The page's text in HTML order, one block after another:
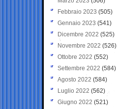
Febbraio 2023 (505)
Gennaio 2023 (541)
Dicembre 2022 (525)
Novembre 2022 (526)
Ottobre 2022 (552)
Settembre 2022 (584)
Agosto 2022 (584)
Luglio 2022 (562)
Giugno 2022 (521)